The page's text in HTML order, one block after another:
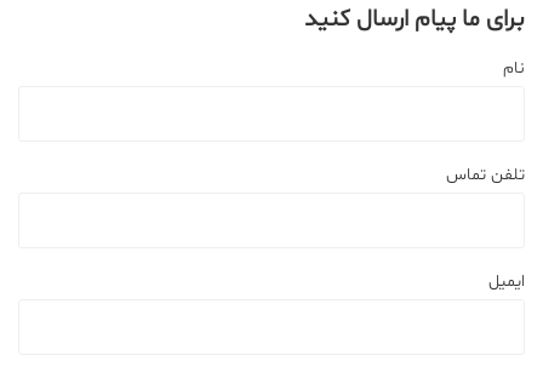
برای ما پیام ارسال کنید
نام
تلفن تماس
ایمیل